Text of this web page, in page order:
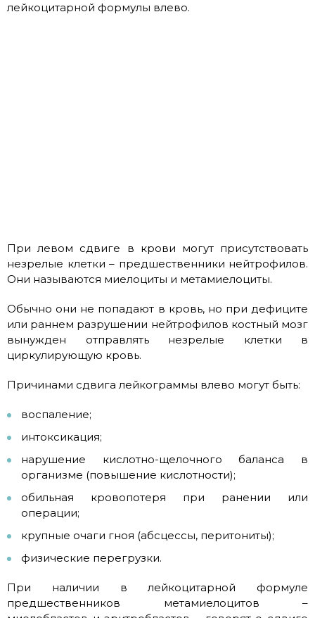
лейкоцитарной формулы влево.
При левом сдвиге в крови могут присутствовать
незрелые клетки – предшественники нейтрофилов.
Они называются миелоциты и метамиелоциты.
Обычно они не попадают в кровь, но при дефиците
или раннем разрушении нейтрофилов костный мозг
вынужден отправлять незрелые клетки в
циркулирующую кровь.
Причинами сдвига лейкограммы влево могут быть:
воспаление;
интоксикация;
нарушение кислотно-щелочного баланса в
организме (повышение кислотности);
обильная кровопотеря при ранении или
операции;
крупные очаги гноя (абсцессы, перитониты);
физические перегрузки.
При наличии в лейкоцитарной формуле
предшественников метамиелоцитов –